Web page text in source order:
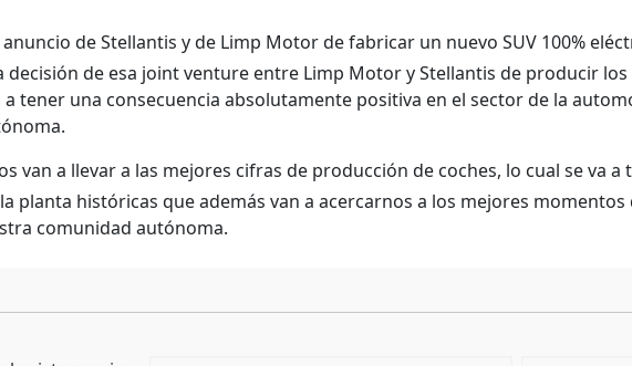
anuncio de Stellantis y de Limp Motor de fabricar un nuevo SUV 100%
decisión de esa joint venture entre Limp Motor y Stellantis de producir los
a tener una consecuencia absolutamente positiva en el sector de la
van a llevar a las mejores cifras de producción de coches, lo cual se va a
planta históricas que además van a acercarnos a los mejores momentos
comunidad autónoma.